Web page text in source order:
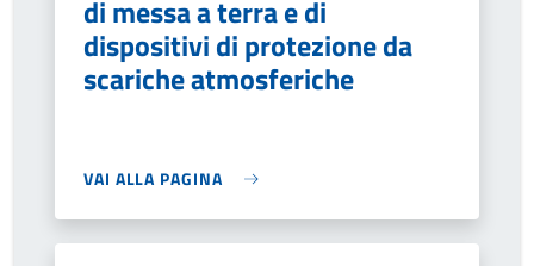
di messa a terra e di
dispositivi di protezione da
scariche atmosferiche
VAI ALLA PAGINA